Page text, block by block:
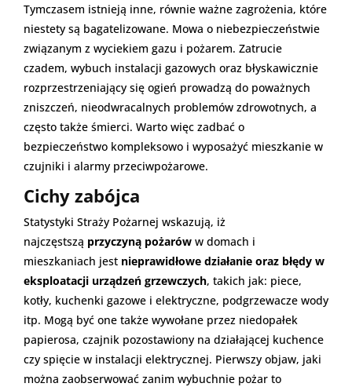
Tymczasem istnieją inne, równie ważne zagrożenia, które
niestety są bagatelizowane. Mowa o niebezpieczeństwie
związanym z wyciekiem gazu i pożarem. Zatrucie
czadem, wybuch instalacji gazowych oraz błyskawicznie
rozprzestrzeniający się ogień prowadzą do poważnych
zniszczeń, nieodwracalnych problemów zdrowotnych, a
często także śmierci. Warto więc zadbać o
bezpieczeństwo kompleksowo i wyposażyć mieszkanie w
czujniki i alarmy przeciwpożarowe.
Cichy zabójca
Statystyki Straży Pożarnej wskazują, iż
najczęstszą przyczyną pożarów w domach i
mieszkaniach jest nieprawidłowe działanie oraz błędy w
eksploatacji urządzeń grzewczych, takich jak: piece,
kotły, kuchenki gazowe i elektryczne, podgrzewacze wody
itp. Mogą być one także wywołane przez niedopałek
papierosa, czajnik pozostawiony na działającej kuchence
czy spięcie w instalacji elektrycznej. Pierwszy objaw, jaki
można zaobserwować zanim wybuchnie pożar to